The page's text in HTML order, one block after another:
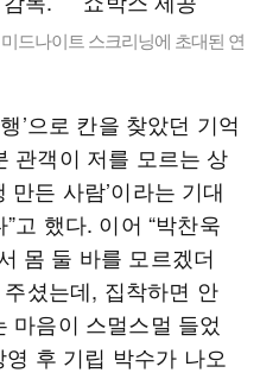
드나이트 스크리닝에 초대된 연
’으로 칸을 찾았던 기억
관객이 저를 모르는 상
만든 사람’이라는 기대
고 했다. 이어 “박찬욱
몸 둘 바를 모르겠더
주셨는데, 집착하면 안
마음이 스멀스멀 들었
영 후 기립 박수가 나오